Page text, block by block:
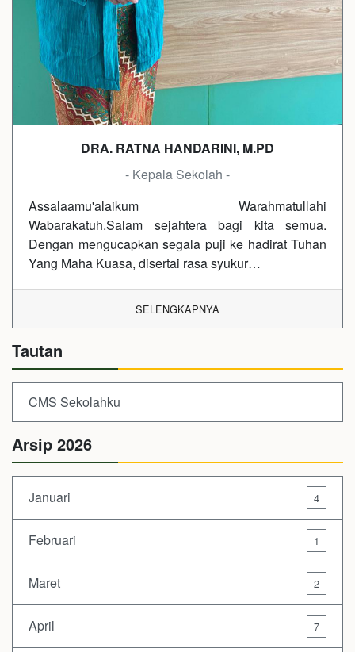
DRA. RATNA HANDARINI, M.PD
- Kepala Sekolah -
Assalaamu'alaikum Warahmatullahi
Wabarakatuh.Salam sejahtera bagi kita semua.
Dengan mengucapkan segala puji ke hadirat Tuhan
Yang Maha Kuasa, disertai rasa syukur…
SELENGKAPNYA
Tautan
CMS Sekolahku
Arsip 2026
Januari 4
Februari 1
Maret 2
April 7